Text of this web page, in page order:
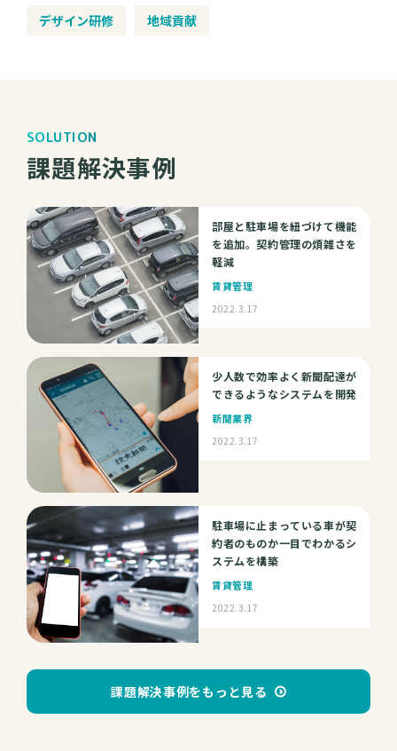
デザイン研修 地域貢献
SOLUTION
課題解決事例
部屋と駐車場を紐づけて機能
を追加。契約管理の煩雑さを
軽減
賃貸管理
2022.3.17
少人数で効率よく新聞配達が
できるようなシステムを開発
新聞業界
2022.3.17
駐車場に止まっている車が契
約者のものか一目でわかるシ
ステムを構築
賃貸管理
2022.3.17
課題解決事例をもっと見る